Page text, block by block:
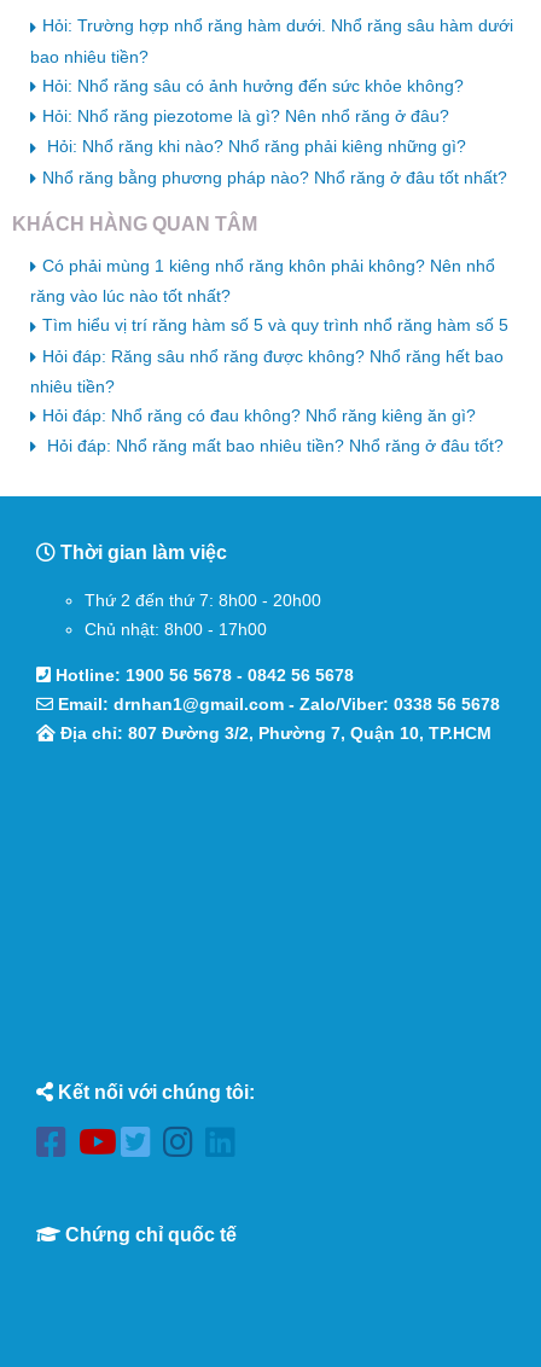
Hỏi: Trường hợp nhổ răng hàm dưới. Nhổ răng sâu hàm dưới
bao nhiêu tiền?
Hỏi: Nhổ răng sâu có ảnh hưởng đến sức khỏe không?
Hỏi: Nhổ răng piezotome là gì? Nên nhổ răng ở đâu?
Hỏi: Nhổ răng khi nào? Nhổ răng phải kiêng những gì?
Nhổ răng bằng phương pháp nào? Nhổ răng ở đâu tốt nhất?
KHÁCH HÀNG QUAN TÂM
Có phải mùng 1 kiêng nhổ răng khôn phải không? Nên nhổ
răng vào lúc nào tốt nhất?
Tìm hiểu vị trí răng hàm số 5 và quy trình nhổ răng hàm số 5
Hỏi đáp: Răng sâu nhổ răng được không? Nhổ răng hết bao
nhiêu tiền?
Hỏi đáp: Nhổ răng có đau không? Nhổ răng kiêng ăn gì?
Hỏi đáp: Nhổ răng mất bao nhiêu tiền? Nhổ răng ở đâu tốt?
Thời gian làm việc
Thứ 2 đến thứ 7: 8h00 - 20h00
Chủ nhật: 8h00 - 17h00
Hotline: 1900 56 5678 - 0842 56 5678
Email: drnhan1@gmail.com - Zalo/Viber: 0338 56 5678
Địa chỉ: 807 Đường 3/2, Phường 7, Quận 10, TP.HCM
Kết nối với chúng tôi:
Chứng chỉ quốc tế